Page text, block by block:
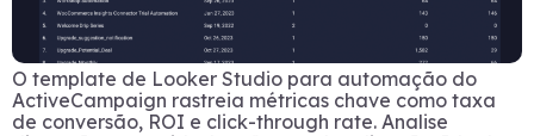
O template de Looker Studio para automação do
ActiveCampaign rastreia métricas chave como taxa
de conversão, ROI e click-through rate. Analise